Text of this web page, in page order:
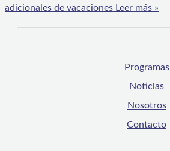
adicionales de vacaciones Leer más »
Programas
Noticias
Nosotros
Contacto